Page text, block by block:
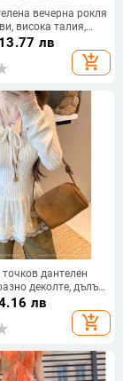
вечерна рокля
висока талия,
пола, дълга рокля
лв
add_shopping_cart
дантелен
деколте, дълъг
тениска за есен-
и оформя
топ
лв
add_shopping_cart